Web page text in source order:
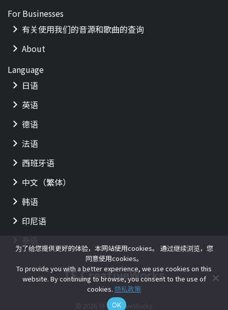
For Businesses
有关使用我们的音源和歌曲的查询
About
Language
日语
英语
德语
法语
西班牙语
中文（繁体）
韩语
印尼语
© 2026 TF CreativeWorks
为了给您提供更好的体验，本网站使用cookies。 通过继续浏览，您
同意使用cookies。
To provide you with a better experience, we use cookies on this
website. By continuing to browse, you consent to the use of
cookies. 隐私政策
OK